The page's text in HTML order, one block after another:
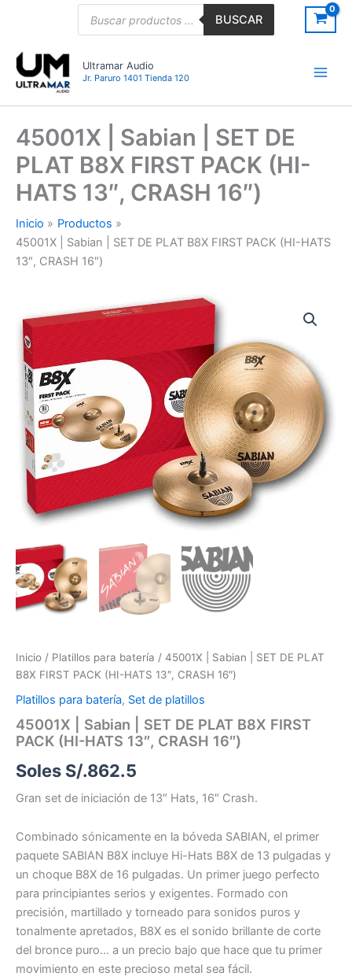
BUSCAR
Ultramar Audio
Jr. Paruro 1401 Tienda 120
45001X | Sabian | SET DE
PLAT B8X FIRST PACK (HI-
HATS 13″, CRASH 16″)
Inicio
Productos
45001X | Sabian | SET DE PLAT B8X FIRST PACK (HI-HATS
13″, CRASH 16″)
Inicio / Platillos para batería / 45001X | Sabian | SET DE PLAT
B8X FIRST PACK (HI-HATS 13″, CRASH 16″)
Platillos para batería, Set de platillos
45001X | Sabian | SET DE PLAT B8X FIRST
PACK (HI-HATS 13″, CRASH 16″)
Soles S/.862.5
Gran set de iniciación de 13″ Hats, 16″ Crash.
Combinado sónicamente en la bóveda SABIAN, el primer
paquete SABIAN B8X incluye Hi-Hats B8X de 13 pulgadas y
un choque B8X de 16 pulgadas. Un primer juego perfecto
para principiantes serios y exigentes. Formado con
precisión, martillado y torneado para sonidos puros y
tonalmente apretados, B8X es el sonido brillante de corte
del bronce puro… a un precio bajo que hace que tu primer
movimiento en este precioso metal sea fácil.
Sabian
SET
DE
PLAT
B8X
FIRST
PACK
(HI-
HATS
13",
CRASH
16")